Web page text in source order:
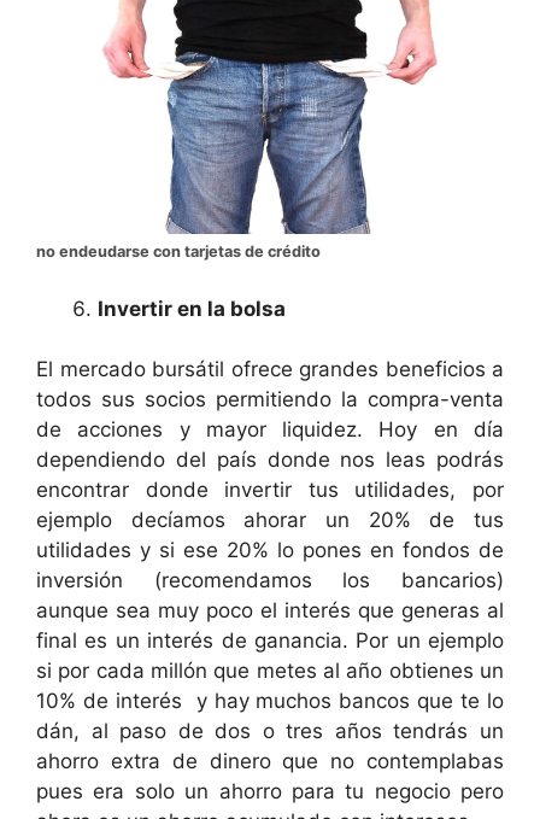
no endeudarse con tarjetas de crédito
Invertir en la bolsa
El mercado bursátil ofrece grandes beneficios a
todos sus socios permitiendo la compra-venta
de acciones y mayor liquidez. Hoy en día
dependiendo del país donde nos leas podrás
encontrar donde invertir tus utilidades, por
ejemplo decíamos ahorar un 20% de tus
utilidades y si ese 20% lo pones en fondos de
inversión (recomendamos los bancarios)
aunque sea muy poco el interés que generas al
final es un interés de ganancia. Por un ejemplo
si por cada millón que metes al año obtienes un
10% de interés y hay muchos bancos que te lo
dán, al paso de dos o tres años tendrás un
ahorro extra de dinero que no contemplabas
pues era solo un ahorro para tu negocio pero